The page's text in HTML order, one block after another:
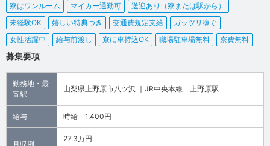
寮はワンルーム マイカー通勤可
送迎あり（寮または駅から）
未経験OK
嬉しい特典つき 交通費規定支給
ガッツリ稼ぐ
女性活躍中
給与前渡し 寮に車持込OK 職場駐車場無料 寮費無料
募集要項
勤務地・最
寄駅
山梨県上野原市八ツ沢 ｜JR中央本線 上野原駅
給与 時給 1,400円
月収例
27.3万円